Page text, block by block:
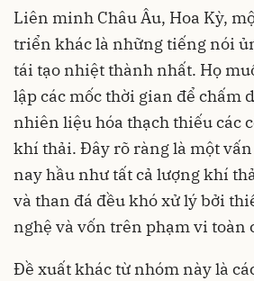
Liên minh Châu Âu, Hoa Kỳ,
triển khác là những tiếng nói
tái tạo nhiệt thành nhất. Họ
lập các mốc thời gian để chấm
nhiên liệu hóa thạch thiếu các
khí thải. Đây rõ ràng là một
nay hầu như tất cả lượng khí
và than đá đều khó xử lý bởi
nghệ và vốn trên phạm vi toàn
Đề xuất khác từ nhóm này là